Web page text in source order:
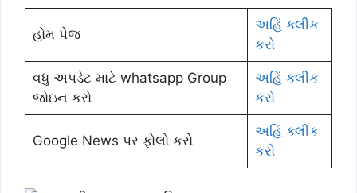
હોમ પેજ
અહિં ક્લીક
કરો
વધુ અપડેટ માટે whatsapp Group
જોઇન કરો
અહિં ક્લીક
કરો
Google News પર ફોલો કરો
અહિં ક્લીક
કરો